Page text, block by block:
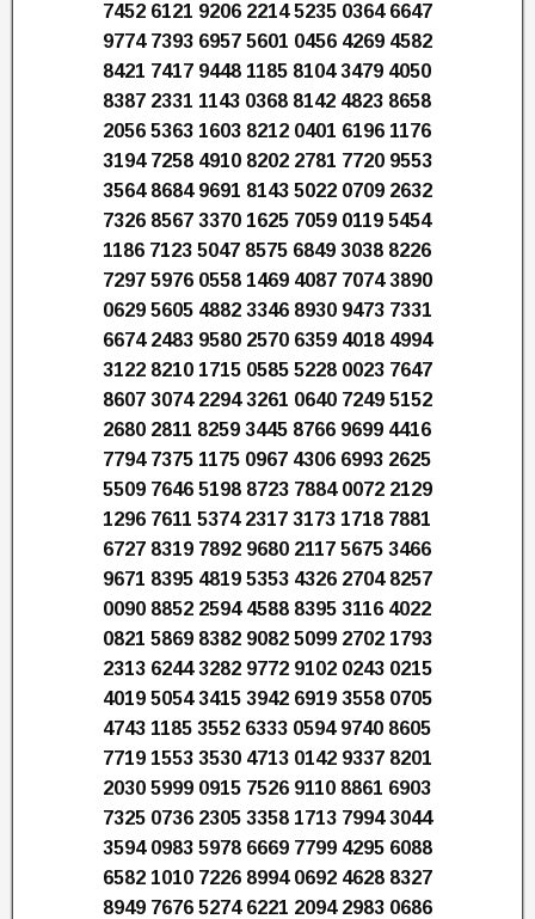
7452 6121 9206 2214 5235 0364 6647
9774 7393 6957 5601 0456 4269 4582
8421 7417 9448 1185 8104 3479 4050
8387 2331 1143 0368 8142 4823 8658
2056 5363 1603 8212 0401 6196 1176
3194 7258 4910 8202 2781 7720 9553
3564 8684 9691 8143 5022 0709 2632
7326 8567 3370 1625 7059 0119 5454
1186 7123 5047 8575 6849 3038 8226
7297 5976 0558 1469 4087 7074 3890
0629 5605 4882 3346 8930 9473 7331
6674 2483 9580 2570 6359 4018 4994
3122 8210 1715 0585 5228 0023 7647
8607 3074 2294 3261 0640 7249 5152
2680 2811 8259 3445 8766 9699 4416
7794 7375 1175 0967 4306 6993 2625
5509 7646 5198 8723 7884 0072 2129
1296 7611 5374 2317 3173 1718 7881
6727 8319 7892 9680 2117 5675 3466
9671 8395 4819 5353 4326 2704 8257
0090 8852 2594 4588 8395 3116 4022
0821 5869 8382 9082 5099 2702 1793
2313 6244 3282 9772 9102 0243 0215
4019 5054 3415 3942 6919 3558 0705
4743 1185 3552 6333 0594 9740 8605
7719 1553 3530 4713 0142 9337 8201
2030 5999 0915 7526 9110 8861 6903
7325 0736 2305 3358 1713 7994 3044
3594 0983 5978 6669 7799 4295 6088
6582 1010 7226 8994 0692 4628 8327
8949 7676 5274 6221 2094 2983 0686